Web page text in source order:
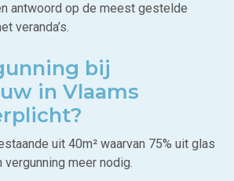
antwoord op de meest gestelde
veranda’s.
bij
in Vlaams
uit 40m² waarvan 75% uit glas
vergunning meer nodig.